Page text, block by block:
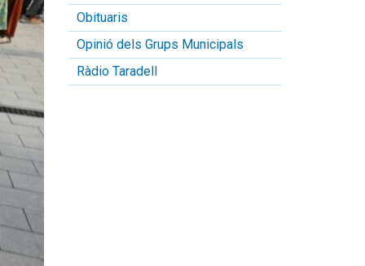
Obituaris
Opinió dels Grups Municipals
Ràdio Taradell